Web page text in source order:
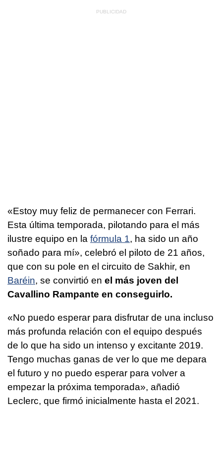
«Estoy muy feliz de permanecer con Ferrari.
Esta última temporada, pilotando para el más
ilustre equipo en la fórmula 1, ha sido un año
soñado para mí», celebró el piloto de 21 años,
que con su pole en el circuito de Sakhir, en
Baréin, se convirtió en el más joven del
Cavallino Rampante en conseguirlo.
«No puedo esperar para disfrutar de una incluso
más profunda relación con el equipo después
de lo que ha sido un intenso y excitante 2019.
Tengo muchas ganas de ver lo que me depara
el futuro y no puedo esperar para volver a
empezar la próxima temporada», añadió
Leclerc, que firmó inicialmente hasta el 2021.